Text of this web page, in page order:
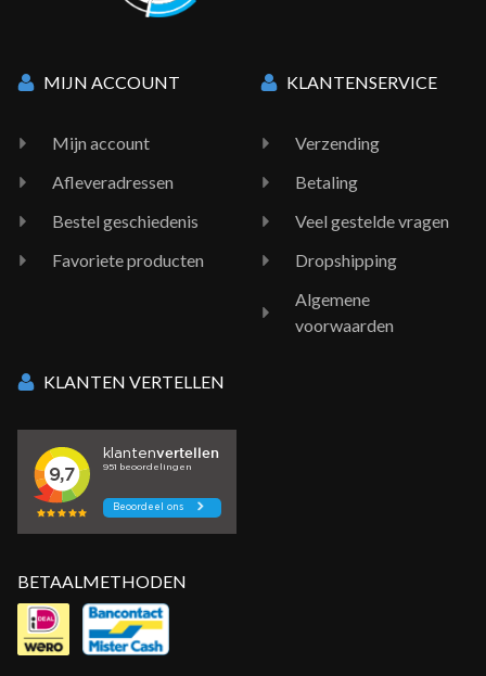
MIJN ACCOUNT
Mijn account
Afleveradressen
Bestel geschiedenis
Favoriete producten
KLANTENSERVICE
Verzending
Betaling
Veel gestelde vragen
Dropshipping
Algemene
voorwaarden
KLANTEN VERTELLEN
BETAALMETHODEN